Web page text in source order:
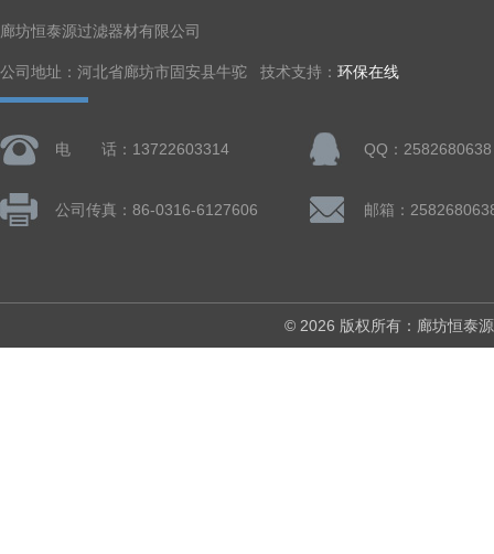
廊坊恒泰源过滤器材有限公司
公司地址：河北省廊坊市固安县牛驼 技术支持： 环保在线
电 话：13722603314 QQ：2582680638
公司传真：86-0316-6127606 邮箱：
© 2026 版权所有：廊坊恒泰